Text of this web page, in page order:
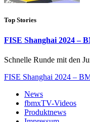
Top Stories
FISE Shanghai 2024 –
Schnelle Runde mit den
FISE Shanghai 2024 –
News
fbmxTV-Videos
Produktnews